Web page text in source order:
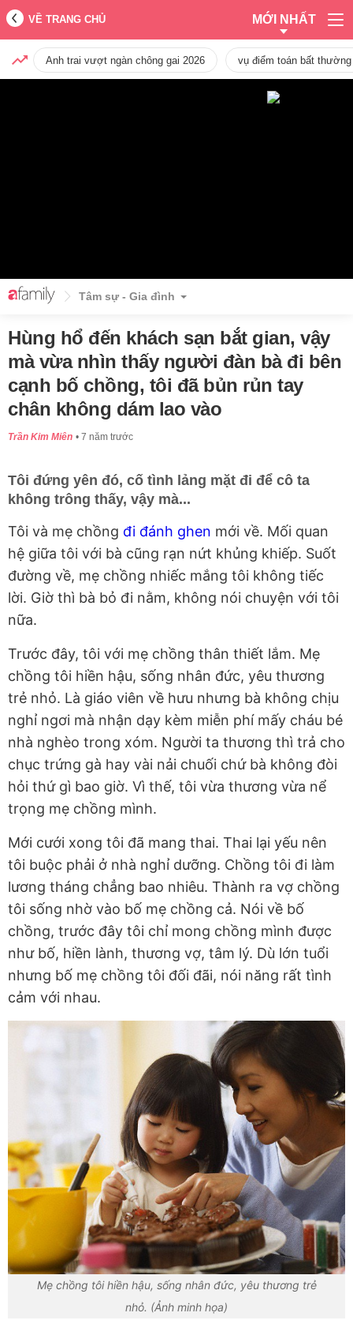
VỀ TRANG CHỦ MỚI NHẤT
Anh trai vượt ngàn chông gai 2026 vụ điểm toán bất
Tâm sự - Gia đình
Hùng hổ đến khách sạn bắt gian, vậy
mà vừa nhìn thấy người đàn bà đi bên
cạnh bố chồng, tôi đã bủn rủn tay
chân không dám lao vào
Trần Kim Miên 7 năm trước
Tôi đứng yên đó, cố tình lảng mặt đi để cô ta
không trông thấy, vậy mà...
Tôi và mẹ chồng đi đánh ghen mới về. Mối quan
hệ giữa tôi với bà cũng rạn nứt khủng khiếp. Suốt
đường về, mẹ chồng nhiếc mắng tôi không tiếc
lời. Giờ thì bà bỏ đi nằm, không nói chuyện với tôi
nữa.
Trước đây, tôi với mẹ chồng thân thiết lắm. Mẹ
chồng tôi hiền hậu, sống nhân đức, yêu thương
trẻ nhỏ. Là giáo viên về hưu nhưng bà không chịu
nghỉ ngơi mà nhận dạy kèm miễn phí mấy cháu bé
nhà nghèo trong xóm. Người ta thương thì trả cho
chục trứng gà hay vài nải chuối chứ bà không đòi
hỏi thứ gì bao giờ. Vì thế, tôi vừa thương vừa nể
trọng mẹ chồng mình.
Mới cưới xong tôi đã mang thai. Thai lại yếu nên
tôi buộc phải ở nhà nghỉ dưỡng. Chồng tôi đi làm
lương tháng chẳng bao nhiêu. Thành ra vợ chồng
tôi sống nhờ vào bố mẹ chồng cả. Nói về bố
chồng, trước đây tôi chỉ mong chồng mình được
như bố, hiền lành, thương vợ, tâm lý. Dù lớn tuổi
nhưng bố mẹ chồng tôi đối đãi, nói năng rất tình
cảm với nhau.
Mẹ chồng tôi hiền hậu, sống nhân đức, yêu thương trẻ
nhỏ. (Ảnh minh họa)